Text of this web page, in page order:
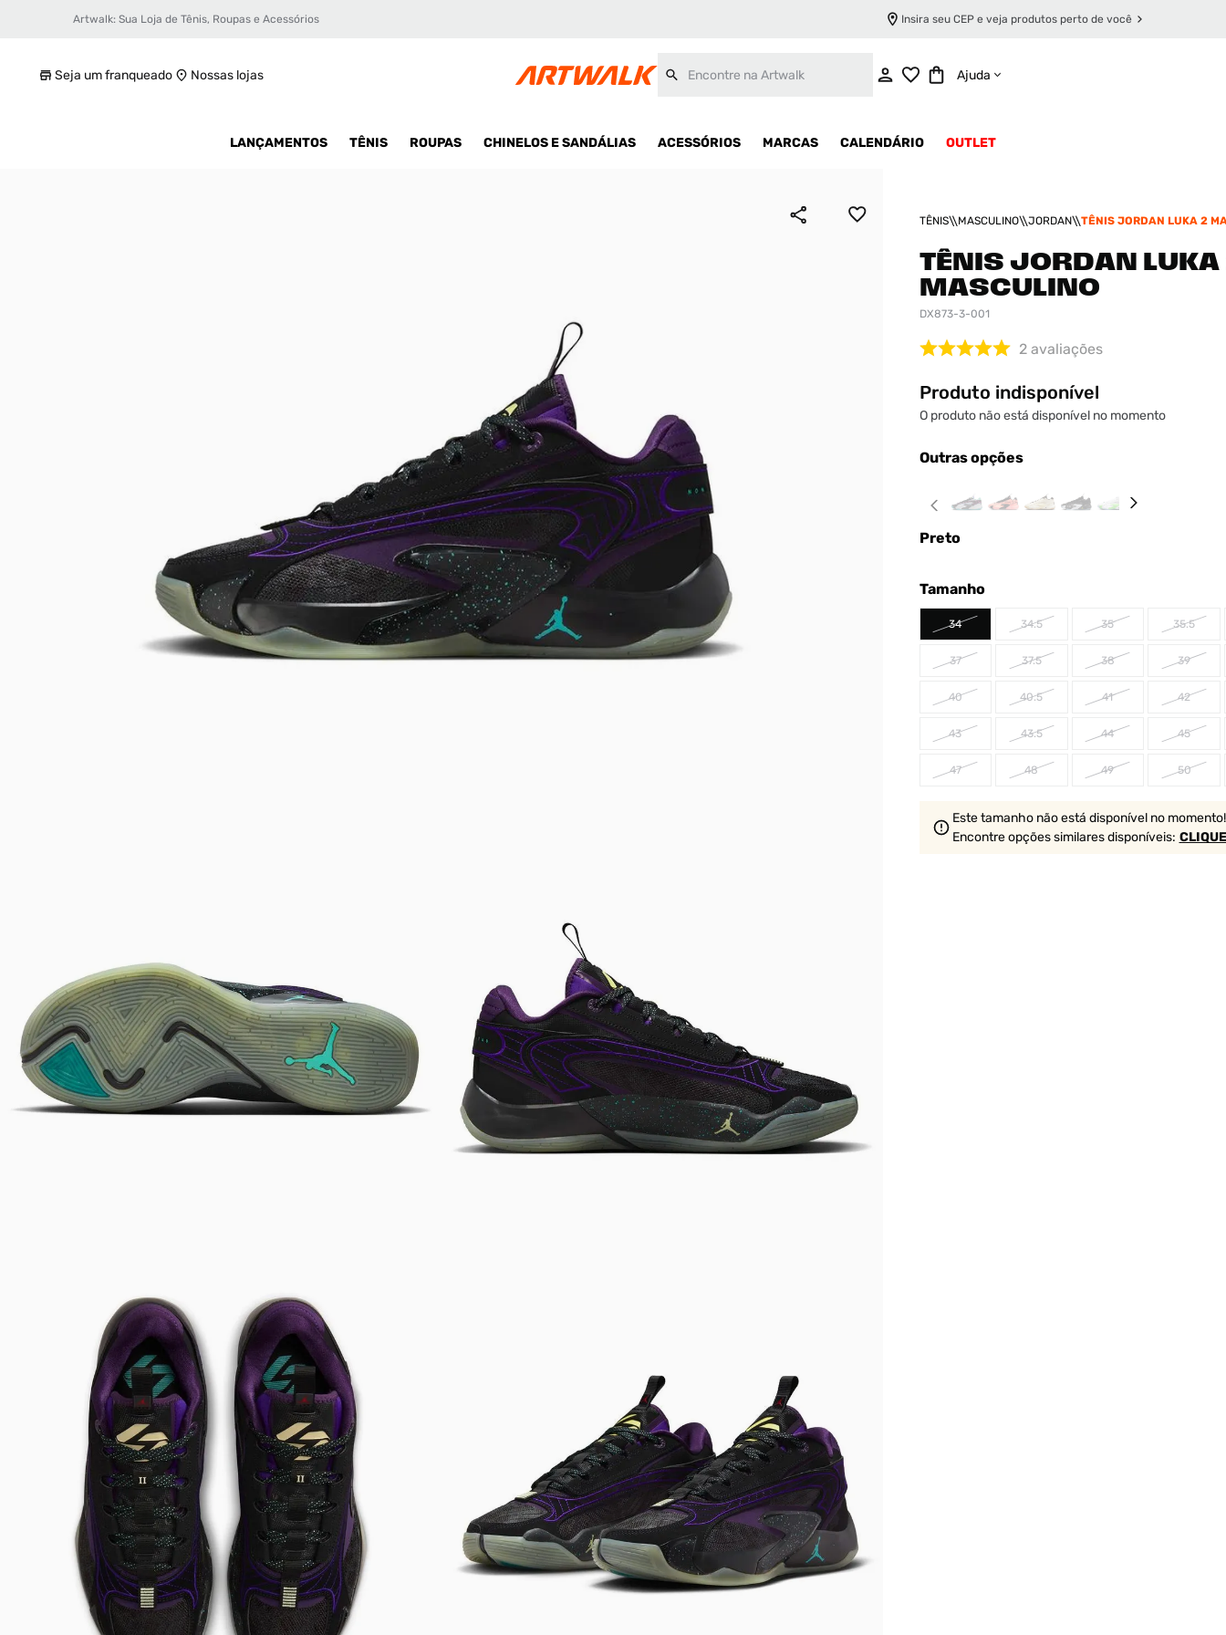
Artwalk: Sua Loja de Tênis, Roupas e Acessórios Insira seu CEP e veja produtos perto de você
Seja um franqueado Nossas lojas Ajuda
LANÇAMENTOS TÊNIS ROUPAS CHINELOS E SANDÁLIAS ACESSÓRIOS MARCAS CALENDÁRIO OUTLET
TÊNIS MASCULINO JORDAN TÊNIS JORDAN LUKA 2
TÊNIS JORDAN LUKA
MASCULINO
DX873-3-001
2 avaliações
Produto indisponível
O produto não está disponível no momento
Outras opções
Preto
Tamanho
34 34.5 35 35.5
37 37.5 38 39
40 40.5 41 42
43 43.5 44 45
47 48 49 50
Este tamanho não está disponível no momento!
Encontre opções similaresdisponíveis:
Tênis Jordan Luka 2 Masculino